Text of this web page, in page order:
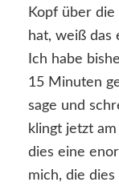
Kopf über
hat, weiß
Ich habe
15 Minuten
sage und
klingt jetzt
dies eine
mich, die